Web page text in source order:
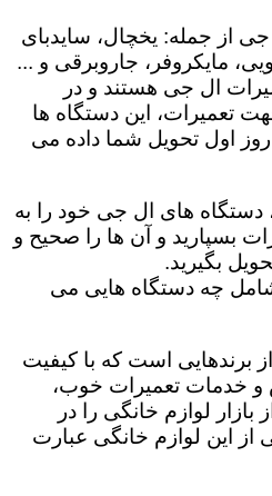
از جمله: یخچال، سایدبای
مایکروفر، جاروبرقی و ...
ال جی هستند و در
تعمیرات، این دستگاه ها
روز اول تحویل شما داده می
دستگاه های ال جی خود را به
بسپارید و آن ها را صحیح و
بگیرید.
چه دستگاه هایی می
برندهایی است که با کیفیت
و خدمات تعمیرات خوب،
لوازم خانگی را در
از این لوازم خانگی عبارت